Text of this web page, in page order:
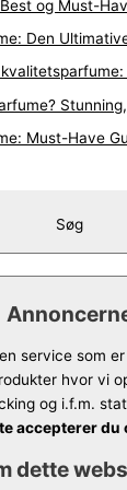
og Must-
Den
Must-Have
Søg
service som
hvor vi
og i.f.m.
accepterer du
dette